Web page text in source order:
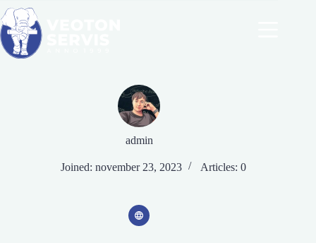
Skip
to
content
admin
Joined: november 23, 2023 Articles: 0